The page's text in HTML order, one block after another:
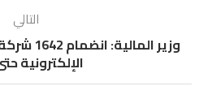
التالي
وزير
الإلكترونية